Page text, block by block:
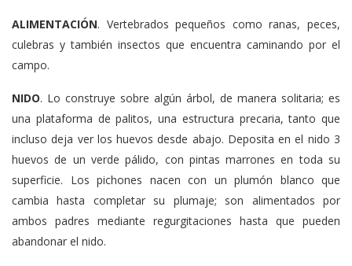
ALIMENTACIÓN. Vertebrados pequeños como ranas, peces,
culebras y también insectos que encuentra caminando por el
campo.
NIDO. Lo construye sobre algún árbol, de manera solitaria; es
una plataforma de palitos, una estructura precaria, tanto que
incluso deja ver los huevos desde abajo. Deposita en el nido 3
huevos de un verde pálido, con pintas marrones en toda su
superficie. Los pichones nacen con un plumón blanco que
cambia hasta completar su plumaje; son alimentados por
ambos padres mediante regurgitaciones hasta que pueden
abandonar el nido.